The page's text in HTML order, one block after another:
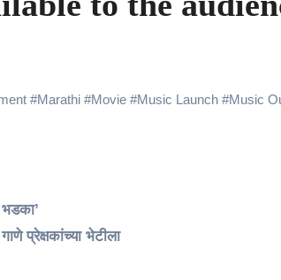
Bollywood Actors Who Are Cricket
Batwara 1947; Shares His Mother Prakash
#Marathi #Movie #Music Launch #Music
प्रेक्षकांच्या भेटीला